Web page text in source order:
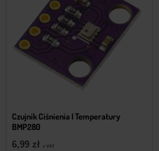
Czujnik Ciśnienia I Temperatury
BMP280
6,99 zł z VAT